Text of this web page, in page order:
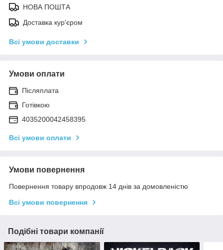
НОВА ПОШТА
Доставка кур'єром
Всі умови доставки
Умови оплати
Післяплата
Готівкою
4035200042458395
Всі умови оплати
Умови повернення
Повернення товару впродовж 14 днів за домовленістю
Всі умови повернення
Подібні товари компанії